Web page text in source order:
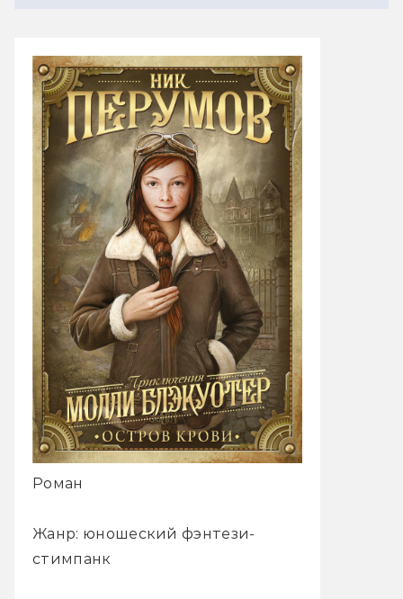
Роман
Жанр: юношеский фэнтези-
стимпанк